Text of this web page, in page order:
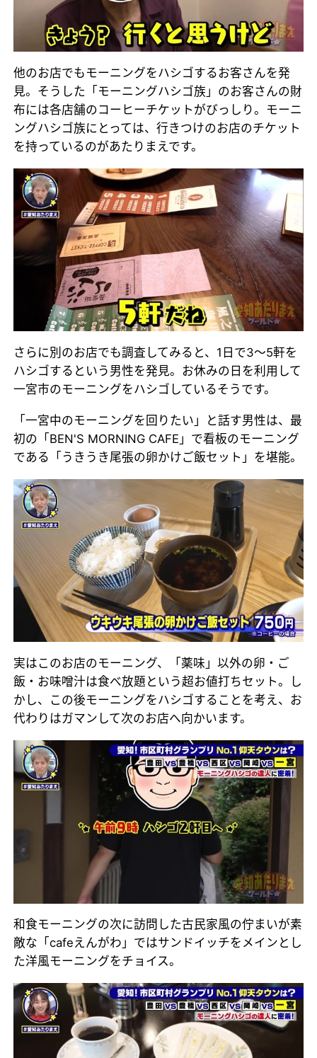
他のお店でもモーニングをハシゴするお客さんを発
見。そうした「モーニングハシゴ族」のお客さんの財
布には各店舗のコーヒーチケットがびっしり。モーニ
ングハシゴ族にとっては、行きつけのお店のチケット
を持っているのがあたりまえです。
さらに別のお店でも調査してみると、1日で3～5軒を
ハシゴするという男性を発見。お休みの日を利用して
一宮市のモーニングをハシゴしているそうです。
「一宮中のモーニングを回りたい」と話す男性は、最
初の「BEN'S MORNING CAFE」で看板のモーニング
である「うきうき尾張の卵かけご飯セット」を堪能。
実はこのお店のモーニング、「薬味」以外の卵・ご
飯・お味噌汁は食べ放題という超お値打ちセット。し
かし、この後モーニングをハシゴすることを考え、お
代わりはガマンして次のお店へ向かいます。
和食モーニングの次に訪問した古民家風の佇まいが素
敵な「cafeえんがわ」ではサンドイッチをメインとし
た洋風モーニングをチョイス。